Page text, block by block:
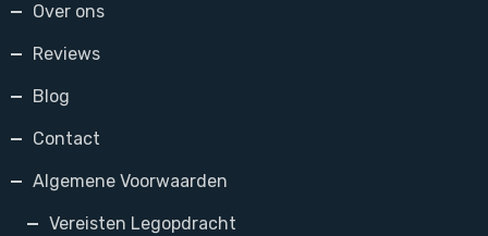
Over ons
Reviews
Blog
Contact
Algemene Voorwaarden
Vereisten Legopdracht